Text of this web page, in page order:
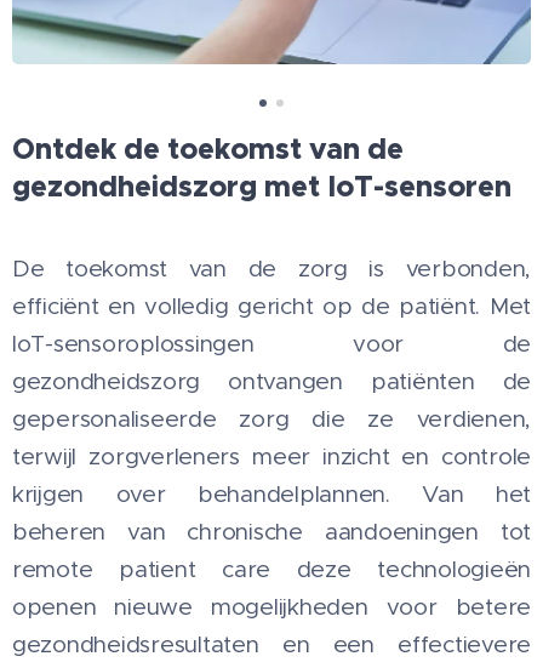
Ontdek de toekomst van de
gezondheidszorg met IoT-sensoren
De toekomst van de zorg is verbonden,
efficiënt en volledig gericht op de patiënt. Met
IoT-sensoroplossingen voor de
gezondheidszorg ontvangen patiënten de
gepersonaliseerde zorg die ze verdienen,
terwijl zorgverleners meer inzicht en controle
krijgen over behandelplannen. Van het
beheren van chronische aandoeningen tot
remote patient care deze technologieën
openen nieuwe mogelijkheden voor betere
gezondheidsresultaten en een effectievere